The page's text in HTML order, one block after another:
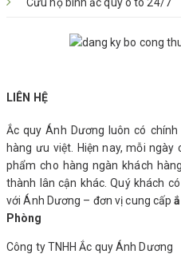
LIÊN HỆ
Ắc quy Ánh Dương luôn có
hàng ưu việt. Hiện nay, mỗi
phẩm cho hàng ngàn khách
thành lân cận khác. Quý khách
với Ánh Dương – đơn vị cung cấp
Phòng
Công ty TNHH Ắc quy Ánh Dương